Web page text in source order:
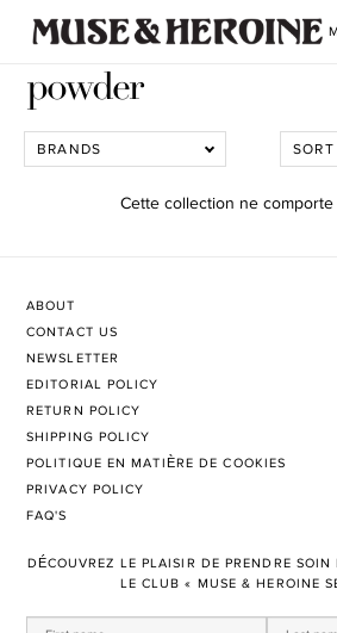
powder
BRANDS
Cette collection ne
ABOUT
CONTACT US
NEWSLETTER
EDITORIAL POLICY
RETURN POLICY
SHIPPING POLICY
POLITIQUE EN MATIÈRE DE COOKIES
PRIVACY POLICY
FAQ'S
DÉCOUVREZ LE PLAISIR DE PRENDRE SOIN
LE CLUB « MUSE & HEROINE